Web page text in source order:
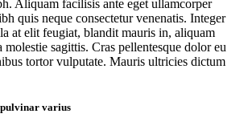
Aliquam facilisis ante eget ullamcorper
quis neque consectetur venenatis. Integer
at elit feugiat, blandit mauris in, aliquam
sagittis. Cras pellentesque dolor eu
tortor vulputate. Mauris ultricies dictum
varius